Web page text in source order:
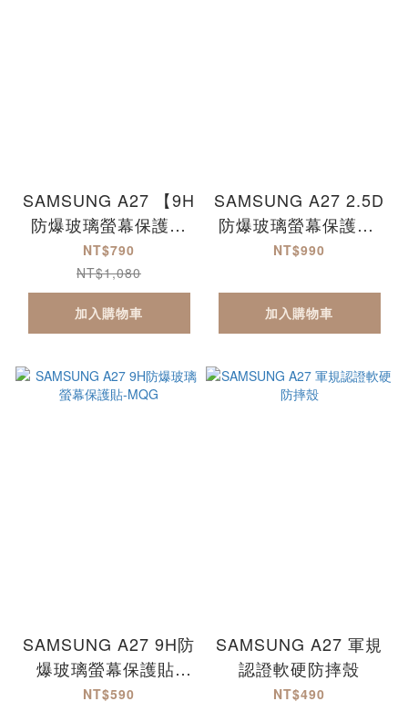
SAMSUNG A27 【9H
防爆玻璃螢幕保護貼
+軍規認證軟硬防摔
殼】超值組合包
NT$790
NT$1,080
加入購物車
SAMSUNG A27 2.5D
防爆玻璃螢幕保護貼-
滿版
NT$990
加入購物車
SAMSUNG A27 9H防
爆玻璃螢幕保護貼-
MQG
NT$590
SAMSUNG A27 軍規
認證軟硬防摔殼
NT$490